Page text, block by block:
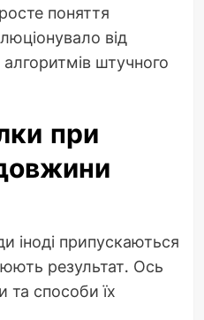
поняття
від
штучного
при
іноді припускаються
результат. Ось
та способи їх